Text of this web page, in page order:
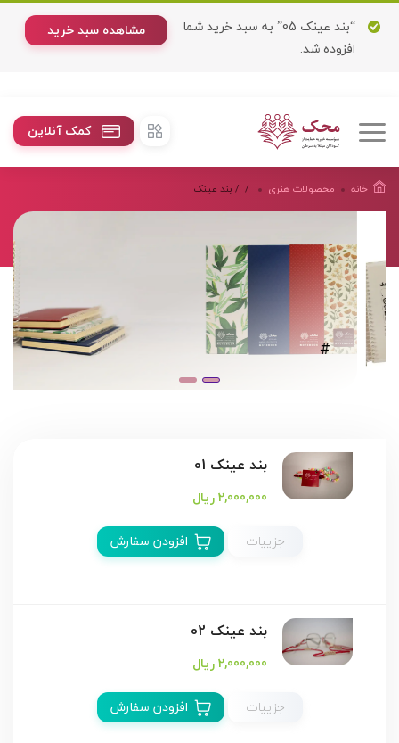
مشاهده سبد خرید
“بند عینک 05” به سبد خرید شما
افزوده شد.
کمک آنلاین
خانه / محصولات هنرى / بند عینک
#
بند عینک 01
2,000,000 ریال
جزییات
افزودن سفارش
بند عینک 02
2,000,000 ریال
جزییات
افزودن سفارش